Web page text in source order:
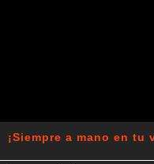
¡Siempre a mano en tu